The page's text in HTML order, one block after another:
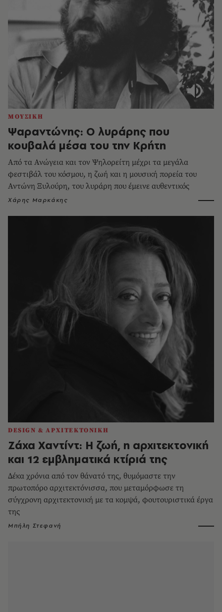
ΜΟΥΣΙΚΗ
Ψαραντώνης: Ο λυράρης που
κουβαλά μέσα του την Κρήτη
Από τα Ανώγεια και τον Ψηλορείτη μέχρι τα μεγάλα
φεστιβάλ του κόσμου, η ζωή και η μουσική πορεία του
Αντώνη Ξυλούρη, του λυράρη που έμεινε αυθεντικός
Χάρης Μαρκάκης
DESIGN & ΑΡΧΙΤΕΚΤΟΝΙΚΗ
Ζάχα Χαντίντ: Η ζωή, η αρχιτεκτονική
και 12 εμβληματικά κτίριά της
Δέκα χρόνια από τον θάνατό της, θυμόμαστε την
πρωτοπόρο αρχιτεκτόνισσα, που μεταμόρφωσε τη
σύγχρονη αρχιτεκτονική με τα κομψά, φουτουριστικά έργα
της
Μπήλη Στεφανή